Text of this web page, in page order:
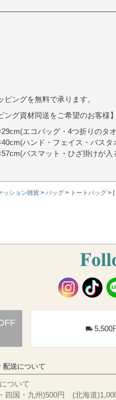
ピングを無料で承ります。
ング資材同送をご希望のお客様
エコバッグ・4つ折りのタ
ハンド・フェイス・バスタ
バスマット・ひざ掛けが入
ッション雑貨 バッグ トートバッグ
5,500
配送について
について
四国・九州)500円 (北海道